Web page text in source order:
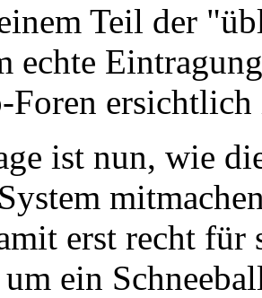
Teil der
echte
Foren ersichtlich
ist nun, wie
erst recht für
um ein